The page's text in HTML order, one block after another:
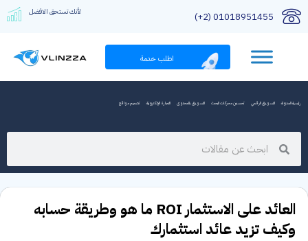
01018951455 (2+) لأنك تستحق الافضل
اطلب خدمة
رئيسية المدونة التسويق الرقمي تحسين محركات البحث التسويق بالمحتوى التجارة الإلكترونية تصميم مواقع
العائد على الاستثمار ROI ما هو وطريقة حسابه
وكيف تزيد عائد استثمارك